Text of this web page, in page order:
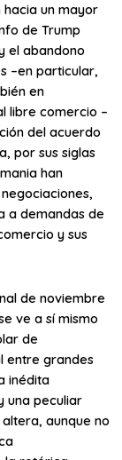
hacia un mayor
de Trump
el abandono
–en particular,
en
libre comercio –
del acuerdo
, por sus siglas
han
a demandas de
y sus
de noviembre
ve a sí mismo
de
entre grandes
inédita
una peculiar
aunque no